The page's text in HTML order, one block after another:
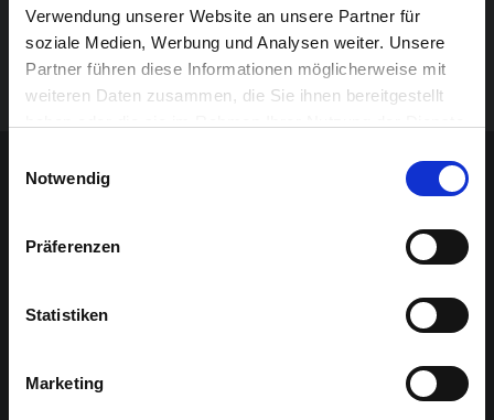
Verwendung unserer Website an unsere Partner für
soziale Medien, Werbung und Analysen weiter. Unsere
Partner führen diese Informationen möglicherweise mit
weiteren Daten zusammen, die Sie ihnen bereitgestellt
Notwendig
Präferenzen
Statistiken
Marketing
Klebankgasse 16
B-4700 Eupen
www.pixelbar.be